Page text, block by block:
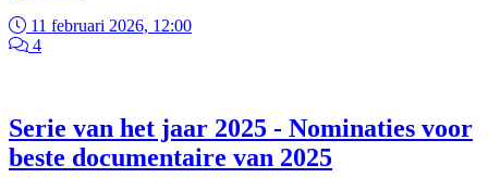
11 februari 2026, 12:00
4
Serie van het jaar 2025 - Nominaties voor
beste documentaire van 2025